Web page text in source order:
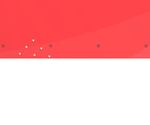
기술지원